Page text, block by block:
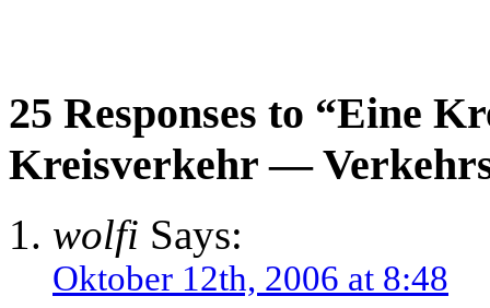
25 Responses to “Eine
Kreisverkehr —
wolfi Says:
Oktober 12th, 2006 at 8:48